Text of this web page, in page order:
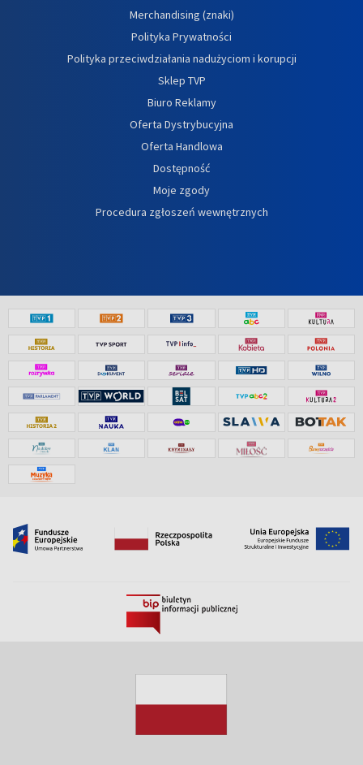
Merchandising (znaki)
Polityka Prywatności
Polityka przeciwdziałania nadużyciom i korupcji
Sklep TVP
Biuro Reklamy
Oferta Dystrybucyjna
Oferta Handlowa
Dostępność
Moje zgody
Procedura zgłoszeń wewnętrznych